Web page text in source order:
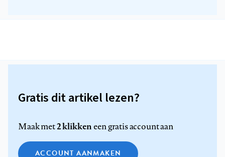
Gratis dit artikel lezen?
Maak met2 klikkeneen gratis account aan
ACCOUNT AANMAKEN